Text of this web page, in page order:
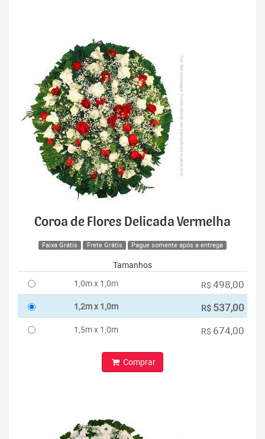
Coroa de Flores Delicada Vermelha
Faixa Grátis Frete Grátis Pague somente após a entrega
Tamanhos
1,0m x 1,0m
R$ 498,00
1,2m x 1,0m R$ 537,00
1,5m x 1,0m R$ 674,00
Comprar